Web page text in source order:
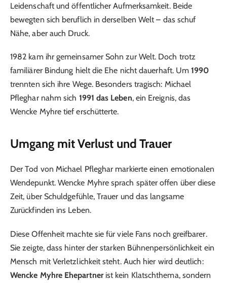
Leidenschaft und öffentlicher Aufmerksamkeit. Beide
bewegten sich beruflich in derselben Welt – das schuf
Nähe, aber auch Druck.
1982 kam ihr gemeinsamer Sohn zur Welt. Doch trotz
familiärer Bindung hielt die Ehe nicht dauerhaft. Um1990
trennten sich ihre Wege. Besonders tragisch: Michael
Pfleghar nahm sich 1991 das Leben, ein Ereignis, das
Wencke Myhre tief erschütterte.
Umgang mit Verlust und Trauer
Der Tod von Michael Pfleghar markierte einen emotionalen
Wendepunkt. Wencke Myhre sprach später offen über diese
Zeit, über Schuldgefühle, Trauer und das langsame
Zurückfinden ins Leben.
Diese Offenheit machte sie für viele Fans noch greifbarer.
Sie zeigte, dass hinter der starken Bühnenpersönlichkeit ein
Mensch mit Verletzlichkeit steht. Auch hier wird deutlich:
Wencke Myhre Ehepartnerist kein Klatschthema, sondern